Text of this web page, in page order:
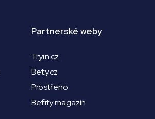
Partnerské weby
Tryin.cz
Bety.cz
Prostřeno
Befity magazín